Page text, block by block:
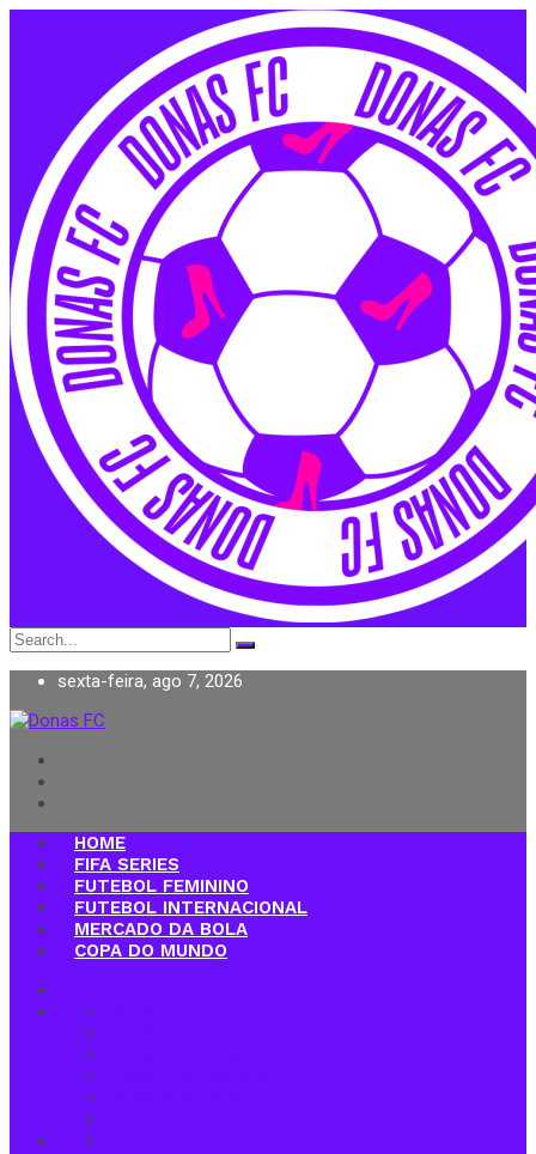
Search
for:
sexta-feira, ago 7, 2026
Donas FC
HOME
FIFA SERIES
FUTEBOL FEMININO
FUTEBOL INTERNACIONAL
MERCADO DA BOLA
COPA DO MUNDO